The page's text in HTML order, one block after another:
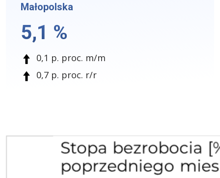
Małopolska
5,1 %
0,1 p. proc. m/m
0,7 p. proc. r/r